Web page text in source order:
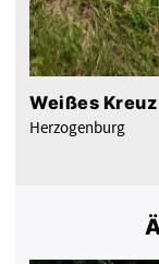
Weißes Kreuz
Herzogenburg